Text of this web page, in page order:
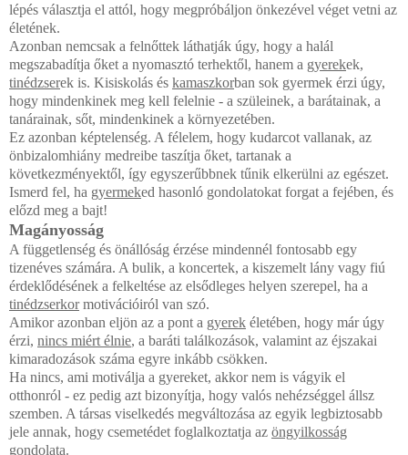
lépés választja el attól, hogy megpróbáljon önkezével véget vetni az
életének.
Azonban nemcsak a felnőttek láthatják úgy, hogy a halál
megszabadítja őket a nyomasztó terhektől, hanem a gyerekek,
tinédzserek is. Kisiskolás és kamaszkorban sok gyermek érzi úgy,
hogy mindenkinek meg kell felelnie - a szüleinek, a barátainak, a
tanárainak, sőt, mindenkinek a környezetében.
Ez azonban képtelenség. A félelem, hogy kudarcot vallanak, az
önbizalomhiány medreibe taszítja őket, tartanak a
következményektől, így egyszerűbbnek tűnik elkerülni az egészet.
Ismerd fel, ha gyermeked hasonló gondolatokat forgat a fejében, és
előzd meg a bajt!
Magányosság
A függetlenség és önállóság érzése mindennél fontosabb egy
tizenéves számára. A bulik, a koncertek, a kiszemelt lány vagy fiú
érdeklődésének a felkeltése az elsődleges helyen szerepel, ha a
tinédzserkormotivációiról van szó.
Amikor azonban eljön az a pont a gyerek életében, hogy már úgy
érzi, nincs miért élnie, a baráti találkozások, valamint az éjszakai
kimaradozások száma egyre inkább csökken.
Ha nincs, ami motiválja a gyereket, akkor nem is vágyik el
otthonról - ez pedig azt bizonyítja, hogy valós nehézséggel állsz
szemben. A társas viselkedés megváltozása az egyik legbiztosabb
jele annak, hogy csemetédet foglalkoztatja az öngyilkosság
gondolata.